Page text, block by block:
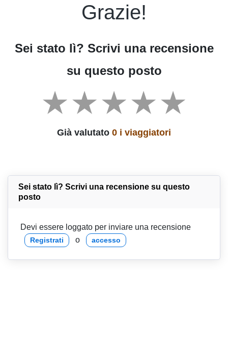
Grazie!
Sei stato lì? Scrivi una recensione
su questo posto
Già valutato 0 i viaggiatori
Sei stato lì? Scrivi una recensione su questo
posto
Devi essere loggato per inviare una recensione
Registrati o accesso